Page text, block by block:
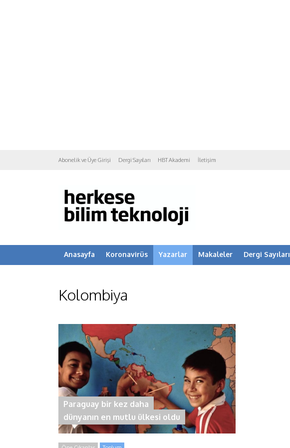
Abonelik ve Üye Girişi Dergi Sayıları HBT Akademi İletişim
Anasayfa Koronavirüs Yazarlar Makaleler Dergi Sayıları
Kolombiya
Paraguay bir kez daha
dünyanın en mutlu ülkesi oldu